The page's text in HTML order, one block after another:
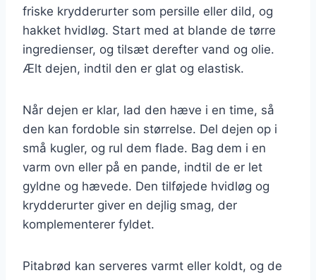
friske krydderurter som persille eller dild, og
hakket hvidløg. Start med at blande de tørre
ingredienser, og tilsæt derefter vand og olie.
Ælt dejen, indtil den er glat og elastisk.
Når dejen er klar, lad den hæve i en time, så
den kan fordoble sin størrelse. Del dejen op i
små kugler, og rul dem flade. Bag dem i en
varm ovn eller på en pande, indtil de er let
gyldne og hævede. Den tilføjede hvidløg og
krydderurter giver en dejlig smag, der
komplementerer fyldet.
Pitabrød kan serveres varmt eller koldt, og de